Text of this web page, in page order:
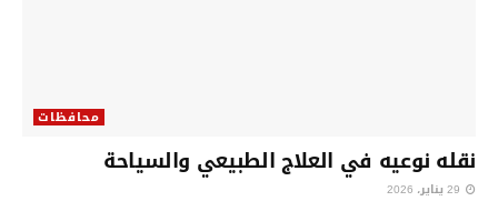
محافظات
نقله نوعيه في العلاج الطبيعي والسياحة